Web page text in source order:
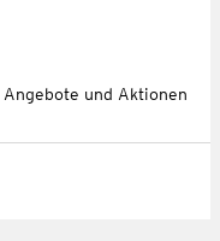
und Aktionen